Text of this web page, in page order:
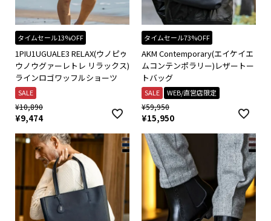
タイムセール13%OFF
1PIU1UGUALE3 RELAX(ウノピゥ
ウノウグァーレトレ リラックス)
ラインロゴワッフルショーツ
SALE
¥10,890
¥9,474
タイムセール73%OFF
AKM Contemporary(エイケイエ
ムコンテンポラリー)レザートー
トバッグ
SALE WEB/直営店限定
¥59,950
¥15,950